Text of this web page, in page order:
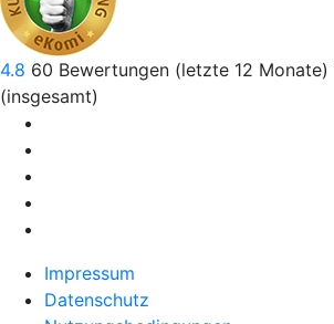
4.8 60 Bewertungen (letzte 12 Monate)
(insgesamt)
Impressum
Datenschutz